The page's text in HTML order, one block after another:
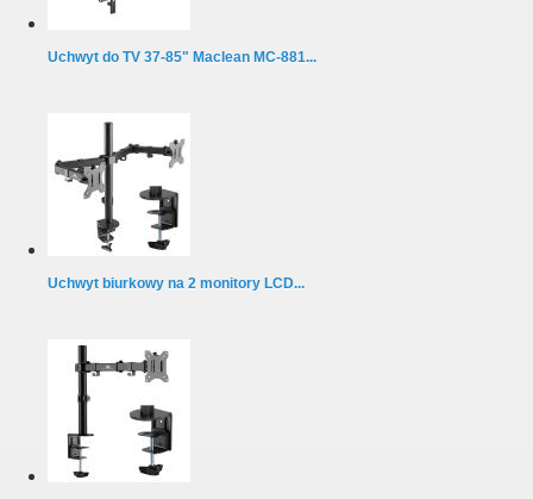
Uchwyt do TV 37-85" Maclean MC-881...
Uchwyt biurkowy na 2 monitory LCD...